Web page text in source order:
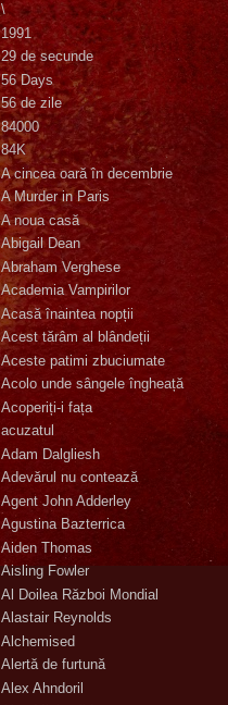
\
1991
29 de secunde
56 Days
56 de zile
84000
84K
A cincea oară în decembrie
A Murder in Paris
A noua casă
Abigail Dean
Abraham Verghese
Academia Vampirilor
Acasă înaintea nopții
Acest tărâm al blândeții
Aceste patimi zbuciumate
Acolo unde sângele îngheață
Acoperiți-i fața
acuzatul
Adam Dalgliesh
Adevărul nu contează
Agent John Adderley
Agustina Bazterrica
Aiden Thomas
Aisling Fowler
Al Doilea Război Mondial
Alastair Reynolds
Alchemised
Alertă de furtună
Alex Ahndoril